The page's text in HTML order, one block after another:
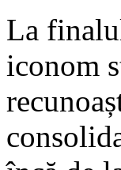
La
iconom